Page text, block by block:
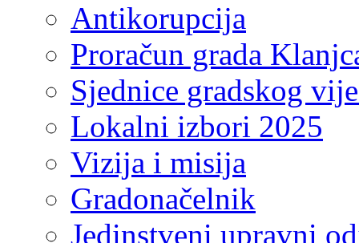
Antikorupcija
Proračun grada
Sjednice gradskog
Lokalni izbori 2025
Vizija i misija
Gradonačelnik
Jedinstveni upravni